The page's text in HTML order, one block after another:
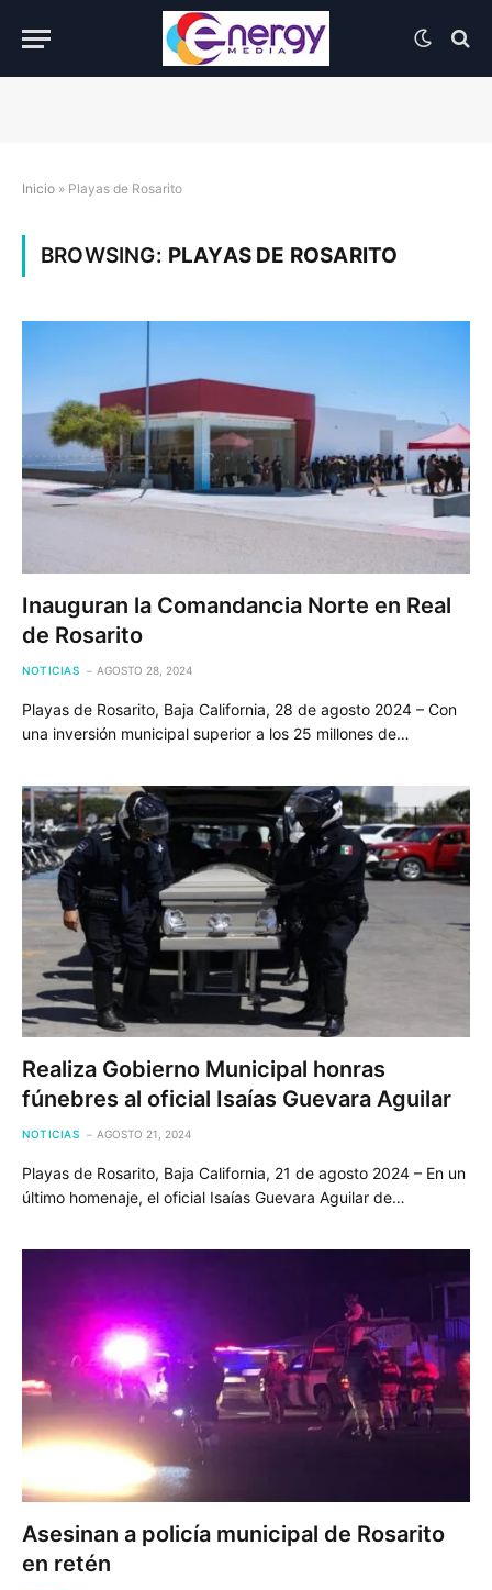
Inicio » Playas de Rosarito
BROWSING: PLAYAS DE ROSARITO
Inauguran la Comandancia Norte en Real
de Rosarito
NOTICIAS AGOSTO 28, 2024
Playas de Rosarito, Baja California, 28 de agosto 2024 – Con
una inversión municipal superior a los 25 millones de…
Realiza Gobierno Municipal honras
fúnebres al oficial Isaías Guevara Aguilar
NOTICIAS AGOSTO 21, 2024
Playas de Rosarito, Baja California, 21 de agosto 2024 – En un
último homenaje, el oficial Isaías Guevara Aguilar de…
Asesinan a policía municipal de Rosarito
en retén